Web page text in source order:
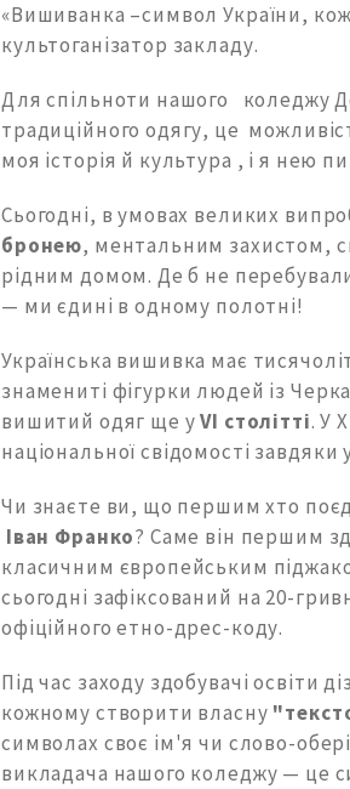
«Вишиванка –символ України,
культоганізатор закладу.
Для спільноти нашого коледжу
традиційного одягу, це
моя історія й культура , і я нею
Сьогодні, в умовах великих
бронею, ментальним захистом,
рідним домом. Де б не
— ми єдині в одному полотні!
Українська вишивка має
знамениті фігурки людей із
вишитий одяг ще уVI столітті. У
національної свідомості завдяки
Чи знаєте ви, що першим хто
Іван Франко? Саме він першим
класичним європейським
сьогодні зафіксований на 20-
офіційного етно-дрес-коду.
Під час заходу здобувачі освіти
кожному створити власну
символах своє ім'я чи слово-
викладача нашого коледжу — це